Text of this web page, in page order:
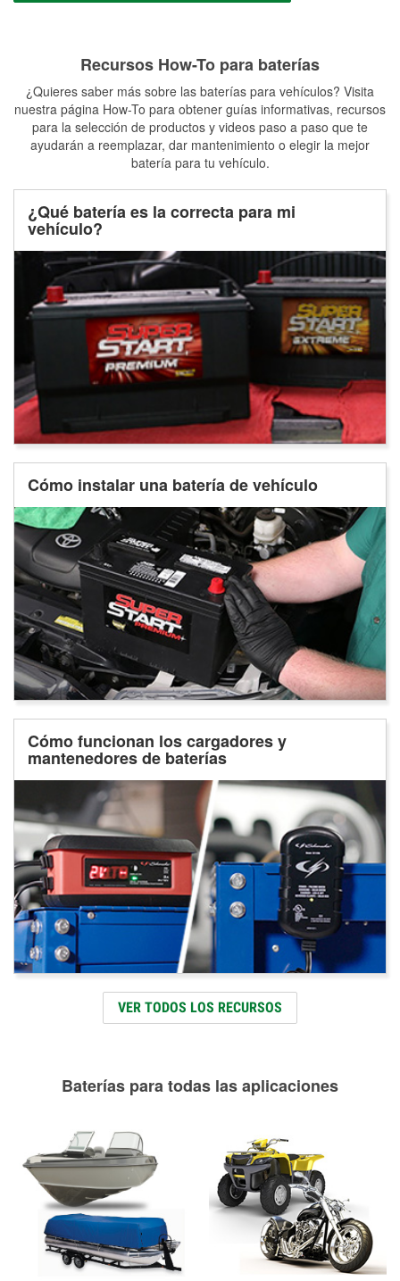
Recursos How-To para baterías
¿Quieres saber más sobre las baterías para vehículos? Visita
nuestra página How-To para obtener guías informativas, recursos
para la selección de productos y videos paso a paso que te
ayudarán a reemplazar, dar mantenimiento o elegir la mejor
batería para tu vehículo.
¿Qué batería es la correcta para mi
vehículo?
Cómo instalar una batería de vehículo
Cómo funcionan los cargadores y
mantenedores de baterías
VER TODOS LOS RECURSOS
Baterías para todas las aplicaciones